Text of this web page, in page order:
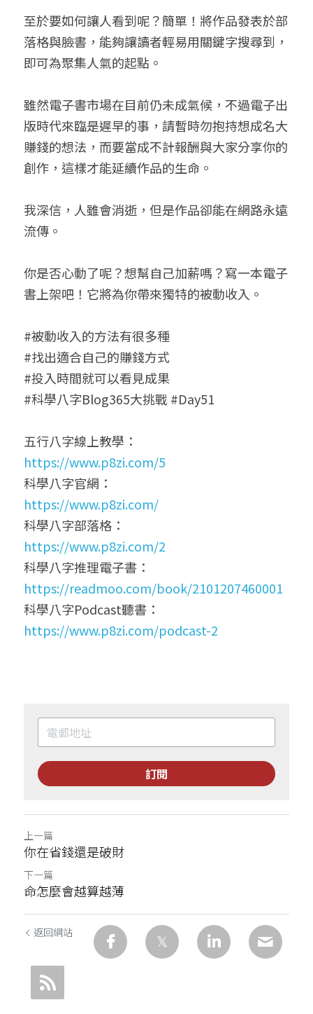
至於要如何讓人看到呢？簡單！將作品發表於部
落格與臉書，能夠讓讀者輕易用關鍵字搜尋到，
即可為聚集人氣的起點。
雖然電子書市場在目前仍未成氣候，不過電子出
版時代來臨是遲早的事，請暫時勿抱持想成名大
賺錢的想法，而要當成不計報酬與大家分享你的
創作，這樣才能延續作品的生命。
我深信，人雖會消逝，但是作品卻能在網路永遠
流傳。
你是否心動了呢？想幫自己加薪嗎？寫一本電子
書上架吧！它將為你帶來獨特的被動收入。
#被動收入的方法有很多種
#找出適合自己的賺錢方式
#投入時間就可以看見成果
#科學八字Blog365大挑戰 #Day51
五行八字線上教學：
https://www.p8zi.com/5
科學八字官網：
https://www.p8zi.com/
科學八字部落格：
https://www.p8zi.com/2
科學八字推理電子書：
https://readmoo.com/book/2101207460001
科學八字Podcast聽書：
https://www.p8zi.com/podcast-2
訂閱
上一篇
你在省錢還是破財
下一篇
命怎麼會越算越薄
返回網站